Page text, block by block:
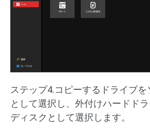
ステップ4.コピーするドライブを
として選択し、外付けハードド
ディスクとして選択します。